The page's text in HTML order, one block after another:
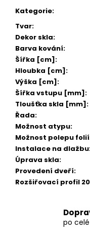
Kategorie:
Tvar:
Dekor skla:
Barva kování:
Šířka [cm]:
Hloubka [cm]:
Výška [cm]:
Šířka vstupu [mm]:
Tloušťka skla [mm]:
Řada:
Možnost atypu:
Možnost polepu folií
Instalace na dlažbu
Úprava skla:
Provedení dveří:
Rozšiřovací profil
po
SPRCHOVÁ
VANIČKA
MITIA
PMB16090
1600X900
MM,
BÍLÁ
PROFILOVANÁ
14
120
Kč
Původně:
17
650
Kč